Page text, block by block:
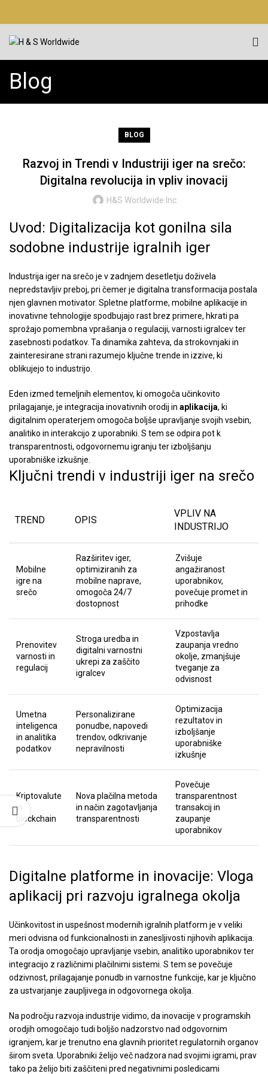
Blog
BLOG
Razvoj in Trendi v Industriji iger na srečo:
Digitalna revolucija in vpliv inovacij
H&S Worldwide Inc.
Uvod: Digitalizacija kot gonilna sila
sodobne industrije igralnih iger
Industrija iger na srečo je v zadnjem desetletju doživela
nepredstavljiv preboj, pri čemer je digitalna transformacija postala
njen glavnen motivator. Spletne platforme, mobilne aplikacije in
inovativne tehnologije spodbujajo rast brez primere, hkrati pa
sprožajo pomembna vprašanja o regulaciji, varnosti igralcev ter
zasebnosti podatkov. Ta dinamika zahteva, da strokovnjaki in
zainteresirane strani razumejo ključne trende in izzive, ki
oblikujejo to industrijo.
Eden izmed temeljnih elementov, ki omogoča učinkovito
prilagajanje, je integracija inovativnih orodij in aplikacija, ki
digitalnim operaterjem omogoča boljše upravljanje svojih vsebin,
analitiko in interakcijo z uporabniki. S tem se odpira pot k
transparentnosti, odgovornemu igranju ter izboljšanju
uporabniške izkušnje.
Ključni trendi v industriji iger na srečo
TREND OPIS
VPLIV NA
INDUSTRIJO
Mobilne
igre na
srečo
Razširitev iger,
optimiziranih za
mobilne naprave,
omogoča 24/7
dostopnost
Zvišuje
angažiranost
uporabnikov,
povečuje promet in
prihodke
Prenovitev
varnosti in
regulacij
Stroga uredba in
digitalni varnostni
ukrepi za zaščito
igralcev
Vzpostavlja
zaupanja vredno
okolje, zmanjšuje
tveganje za
odvisnost
Umetna
inteligenca
in analitika
podatkov
Personalizirane
ponudbe, napovedi
trendov, odkrivanje
nepravilnosti
Optimizacija
rezultatov in
izboljšanje
uporabniške
izkušnje
Kriptovalute
in
blockchain
Nova plačilna metoda
in način zagotavljanja
transparentnosti
Povečuje
transparentnost
transakcij in
zaupanje
uporabnikov
Digitalne platforme in inovacije: Vloga
aplikacij pri razvoju igralnega okolja
Učinkovitost in uspešnost modernih igralnih platform je v veliki
meri odvisna od funkcionalnosti in zanesljivosti njihovih aplikacija.
Ta orodja omogočajo upravljanje vsebin, analitiko uporabnikov ter
integracijo z različnimi plačilnimi sistemi. S tem se povečuje
odzivnost, prilagajanje ponudb in varnostne funkcije, kar je ključno
za ustvarjanje zaupljivega in odgovornega okolja.
Na področju razvoja industrije vidimo, da inovacije v programskih
orodjih omogočajo tudi boljšo nadzorstvo nad odgovornim
igranjem, kar je trenutno ena glavnih prioritet regulatornih organov
širom sveta. Uporabniki želijo več nadzora nad svojimi igrami, prav
tako pa želijo biti zaščiteni pred negativnimi posledicami